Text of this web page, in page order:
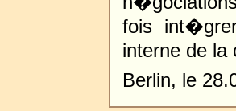
fois
interne de la
Berlin, le